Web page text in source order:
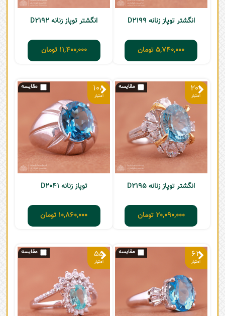
انگشتر توپاز زنانه D2199
5,740,000تومان
انگشتر توپاز زنانه D2192
11,400,000 تومان
200
انگشتر توپاز زنانه D2195
20,090,000 تومان
108
توپاز زنانه D2041
10,860,000 تومان
62
55